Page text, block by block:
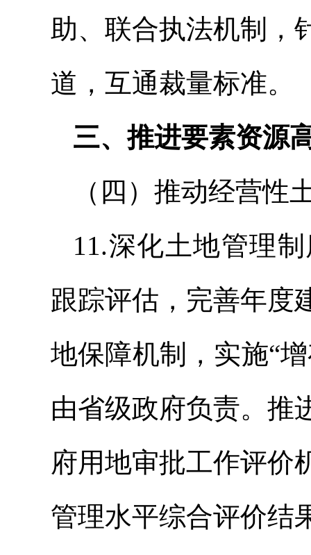
助、联合执法机制，
道，互通裁量标准。
三、推进要素资源
（四）推动经营性
11.深化土地管理
跟踪评估，完善年度
地保障机制，实施“
由省级政府负责。推
府用地审批工作评价
管理水平综合评价结